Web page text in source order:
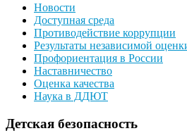
Новости
Доступная среда
Противодействие коррупции
Результаты независимой
Профориентация в России
Наставничество
Оценка качества
Наука в ДДЮТ
Детская безопасность